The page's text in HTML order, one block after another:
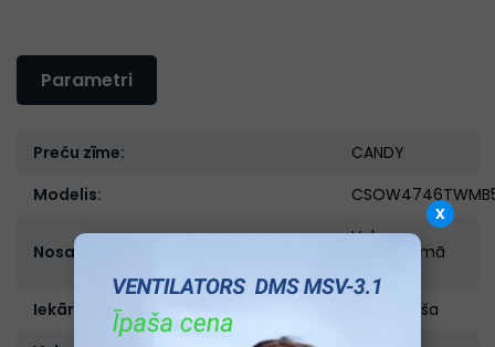
Parametri
Preču zīme:
CANDY
Modelis:
Nosaukums:
Veļas
mazgājamā
Iekārtas tips:
Brīvstāvoša
x